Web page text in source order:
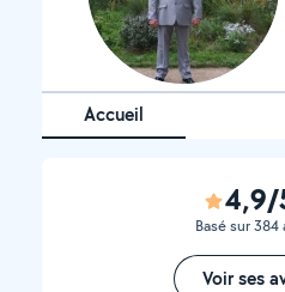
Accueil
4,9/
Basé sur 384
Voir ses